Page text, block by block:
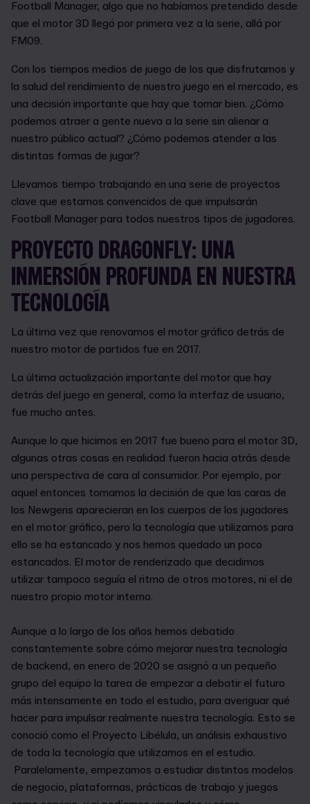
Football Manager, algo que no habíamos pretendido desde
que el motor 3D llegó por primera vez a la serie, allá por
FM09.
Con los tiempos medios de juego de los que disfrutamos y
la salud del rendimiento de nuestro juego en el mercado, es
una decisión importante que hay que tomar bien. ¿Cómo
podemos atraer a gente nueva a la serie sin alienar a
nuestro público actual? ¿Cómo podemos atender a las
distintas formas de jugar?
Llevamos tiempo trabajando en una serie de proyectos
clave que estamos convencidos de que impulsarán
Football Manager para todos nuestros tipos de jugadores.
PROYECTO DRAGONFLY: UNA
INMERSIÓN PROFUNDA EN NUESTRA
TECNOLOGÍA
La última vez que renovamos el motor gráfico detrás de
nuestro motor de partidos fue en 2017.
La última actualización importante del motor que hay
detrás del juego en general, como la interfaz de usuario,
fue mucho antes.
Aunque lo que hicimos en 2017 fue bueno para el motor 3D,
algunas otras cosas en realidad fueron hacia atrás desde
una perspectiva de cara al consumidor. Por ejemplo, por
aquel entonces tomamos la decisión de que las caras de
los Newgens aparecieran en los cuerpos de los jugadores
en el motor gráfico, pero la tecnología que utilizamos para
ello se ha estancado y nos hemos quedado un poco
estancados. El motor de renderizado que decidimos
utilizar tampoco seguía el ritmo de otros motores, ni el de
nuestro propio motor interno.
Aunque a lo largo de los años hemos debatido
constantemente sobre cómo mejorar nuestra tecnología
de backend, en enero de 2020 se asignó a un pequeño
grupo del equipo la tarea de empezar a debatir el futuro
más intensamente en todo el estudio, para averiguar qué
hacer para impulsar realmente nuestra tecnología. Esto se
conoció como el Proyecto Libélula, un análisis exhaustivo
de toda la tecnología que utilizamos en el estudio.
Paralelamente, empezamos a estudiar distintos modelos
de negocio, plataformas, prácticas de trabajo y juegos